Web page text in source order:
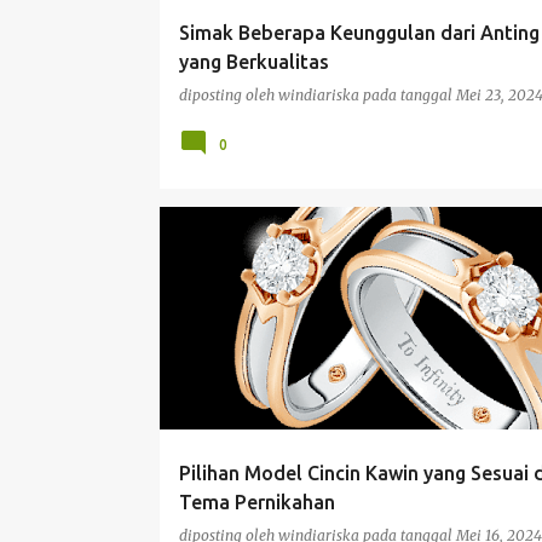
Simak Beberapa Keunggulan dari Anting
yang Berkualitas
diposting oleh windiariska pada tanggalMei 23, 2024
0
Pilihan Model Cincin Kawin yang Sesuai
Tema Pernikahan
diposting oleh windiariska pada tanggalMei 16, 2024